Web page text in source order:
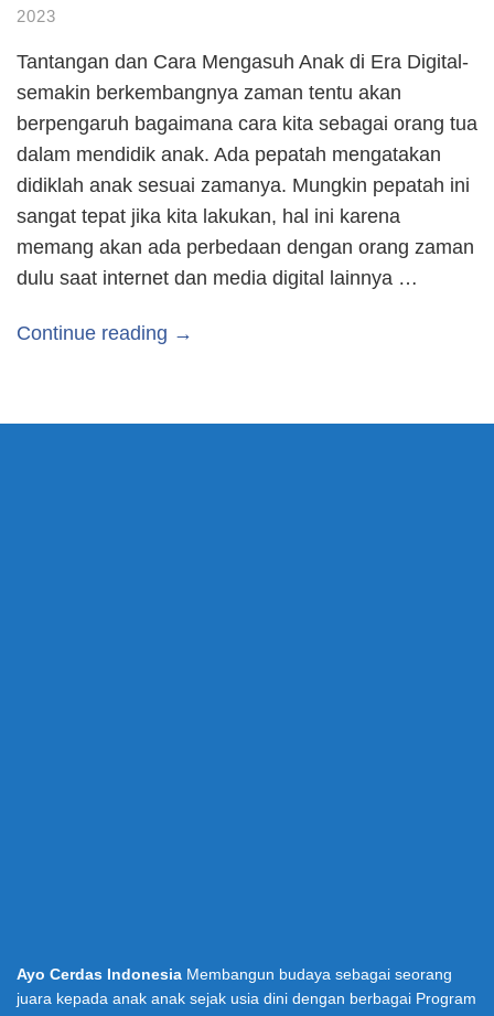
2023
Tantangan dan Cara Mengasuh Anak di Era Digital-
semakin berkembangnya zaman tentu akan
berpengaruh bagaimana cara kita sebagai orang tua
dalam mendidik anak. Ada pepatah mengatakan
didiklah anak sesuai zamanya. Mungkin pepatah ini
sangat tepat jika kita lakukan, hal ini karena
memang akan ada perbedaan dengan orang zaman
dulu saat internet dan media digital lainnya …
Continue reading →
Ayo Cerdas Indonesia Membangun budaya sebagai seorang
juara kepada anak anak sejak usia dini dengan berbagai Program